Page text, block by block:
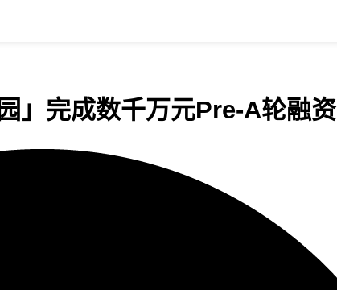
」完成数千万元Pre-A轮融资